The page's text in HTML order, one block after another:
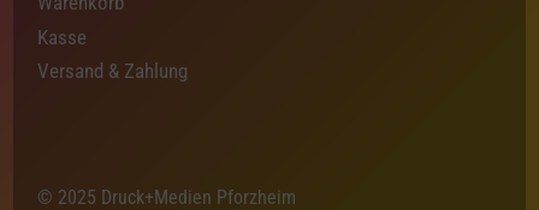
Kasse
Versand & Zahlung
© 2025 Druck+Medien Pforzheim